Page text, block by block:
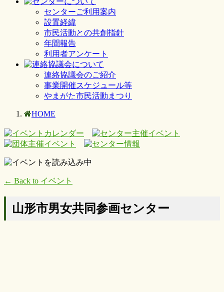
センターご利用案内
設置経緯
市民活動との共創指針
年間報告
利用者アンケート
連絡協議会のご紹介
事業開催スケジュール等
やまがた市民活動まつり
HOME
← Back to イベント
山形市男女共同参画センター